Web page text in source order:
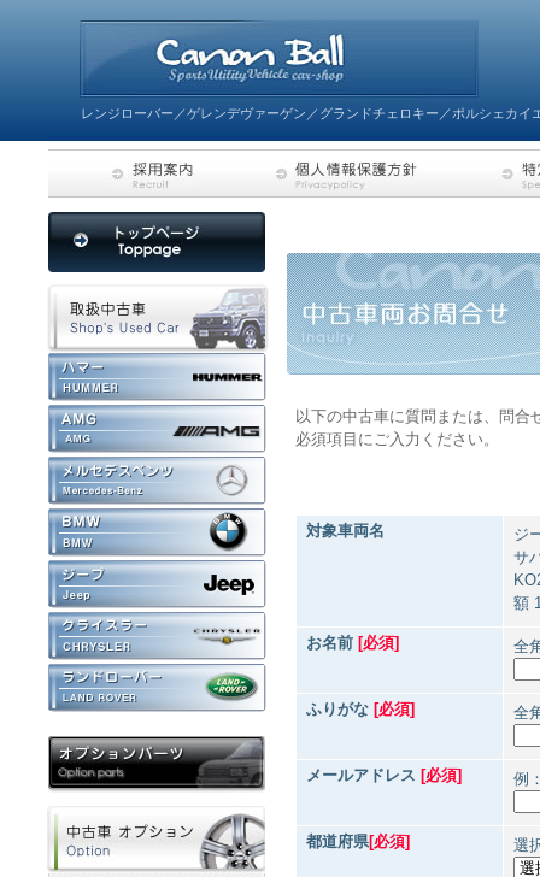
レンジローバー／ゲレンデヴァーゲン／グランドチェロキー／ポルシェカイ
以下の中古車に質問または、問合
必須項目にご入力ください。
対象車両名
ジ
サ
額
お名前 [必須] 全
ふりがな [必須] 全
メールアドレス [必須] 例
都道府県[必須] 選